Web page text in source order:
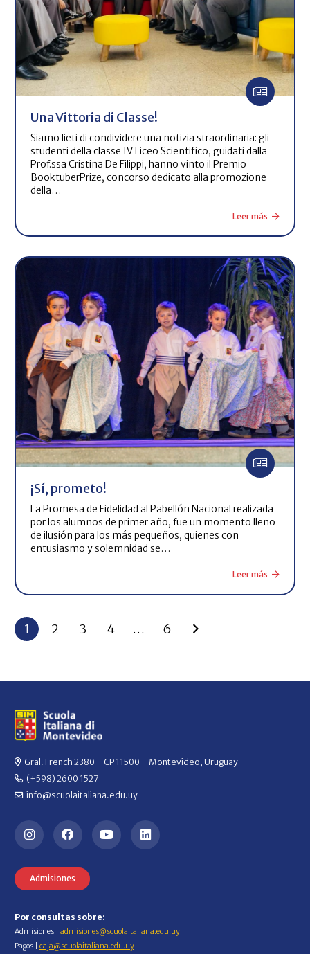
Una Vittoria di Classe!
Siamo lieti di condividere una notizia straordinaria: gli
studenti della classe IV Liceo Scientifico, guidati dalla
Prof.ssa Cristina De Filippi, hanno vinto il Premio
BooktuberPrize, concorso dedicato alla promozione
della…
Leer más
¡Sí, prometo!
La Promesa de Fidelidad al Pabellón Nacional realizada
por los alumnos de primer año, fue un momento lleno
de ilusión para los más pequeños, quienes con
entusiasmo y solemnidad se…
Leer más
1 2 3 4 … 6
Gral. French 2380 – CP 11500 – Montevideo, Uruguay
(+598) 2600 1527
info@scuolaitaliana.edu.uy
Admisiones
Por consultas sobre:
Admisiones | admisiones@scuolaitaliana.edu.uy
Pagos | caja@scuolaitaliana.edu.uy